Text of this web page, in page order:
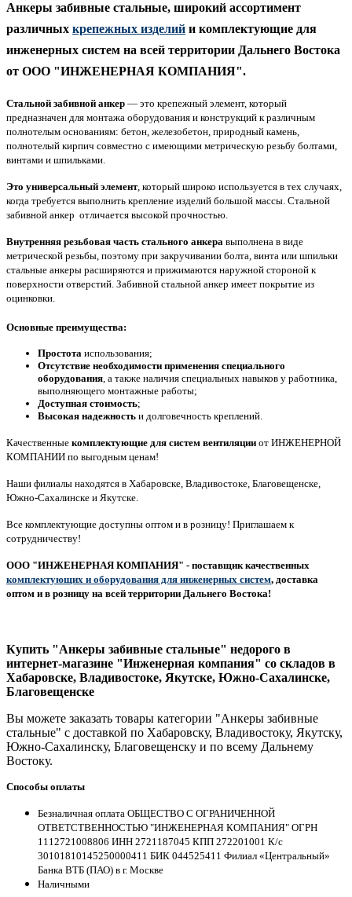
Анкеры забивные стальные, широкий ассортимент
различных крепежных изделий и комплектующие для
инженерных систем на всей территории Дальнего Востока
от ООО "ИНЖЕНЕРНАЯ КОМПАНИЯ".
Стальной забивной анкер — это крепежный элемент, который
предназначен для монтажа оборудования и конструкций к различным
полнотелым основаниям: бетон, железобетон, природный камень,
полнотелый кирпич совместно с имеющими метрическую резьбу болтами,
винтами и шпильками.
Это универсальный элемент, который широко используется в тех случаях,
когда требуется выполнить крепление изделий большой массы. Стальной
забивной анкер отличается высокой прочностью.
Внутренняя резьбовая часть стального анкера выполнена в виде
метрической резьбы, поэтому при закручивании болта, винта или шпильки
стальные анкеры расширяются и прижимаются наружной стороной к
поверхности отверстий. Забивной стальной анкер имеет покрытие из
оцинковки.
Основные преимущества:
Простота использования;
Отсутствие необходимости применения специального
оборудования, а также наличия специальных навыков у работника,
выполняющего монтажные работы;
Доступная стоимость;
Высокая надежность и долговечность креплений.
Качественные комплектующие для систем вентиляции от ИНЖЕНЕРНОЙ
КОМПАНИИ по выгодным ценам!
Наши филиалы находятся в Хабаровске, Владивостоке, Благовещенске,
Южно-Сахалинске и Якутске.
Все комплектующие доступны оптом и в розницу! Приглашаем к
сотрудничеству!
ООО "ИНЖЕНЕРНАЯ КОМПАНИЯ" - поставщик качественных
комплектующих и оборудования для инженерных систем, доставка
оптом и в розницу на всей территории Дальнего Востока!
Купить "Анкеры забивные стальные" недорого в
интернет-магазине "Инженерная компания" со складов в
Хабаровске, Владивостоке, Якутске, Южно-Сахалинске,
Благовещенске
Вы можете заказать товары категории "Анкеры забивные
стальные" с доставкой по Хабаровску, Владивостоку, Якутску,
Южно-Сахалинску, Благовещенску и по всему Дальнему
Востоку.
Способы оплаты
Безналичная оплата ОБЩЕСТВО С ОГРАНИЧЕННОЙ
ОТВЕТСТВЕННОСТЬЮ "ИНЖЕНЕРНАЯ КОМПАНИЯ" ОГРН
1112721008806 ИНН 2721187045 КПП 272201001 К/с
30101810145250000411 БИК 044525411 Филиал «Центральный»
Банка ВТБ (ПАО) в г. Москве
Наличными